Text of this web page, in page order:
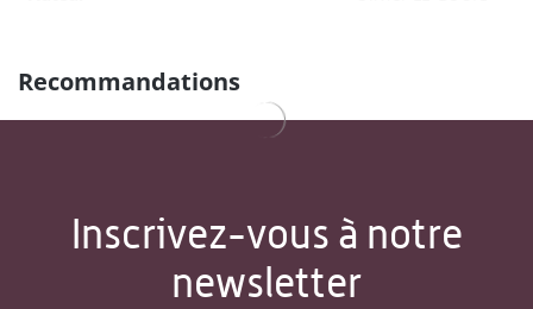
Recommandations
Inscrivez-vous à notre
newsletter